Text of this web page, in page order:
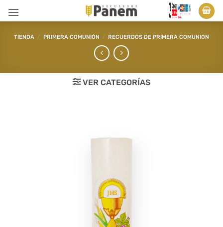
TIENDA / PRIMERA COMUNIÓN / RECUERDOS DE PRIMERA COMUNION
VER CATEGORÍAS